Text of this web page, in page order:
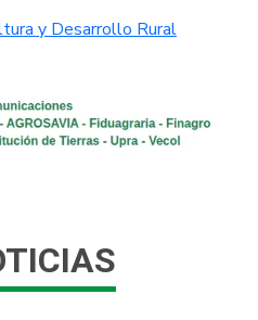
y Desarrollo Rural